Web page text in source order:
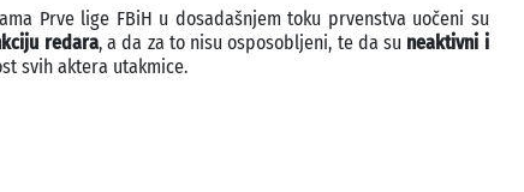
Prve lige FBiH u dosadašnjem toku prvenstva uočeni su
redara, a da za to nisu osposobljeni, te da su neaktivni i
svih aktera utakmice.